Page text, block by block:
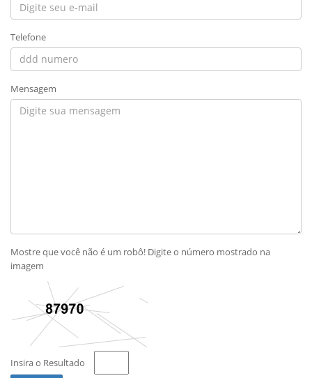
Telefone
Mensagem
Mostre que você não é um robô! Digite o número mostrado na
imagem
Insira o Resultado